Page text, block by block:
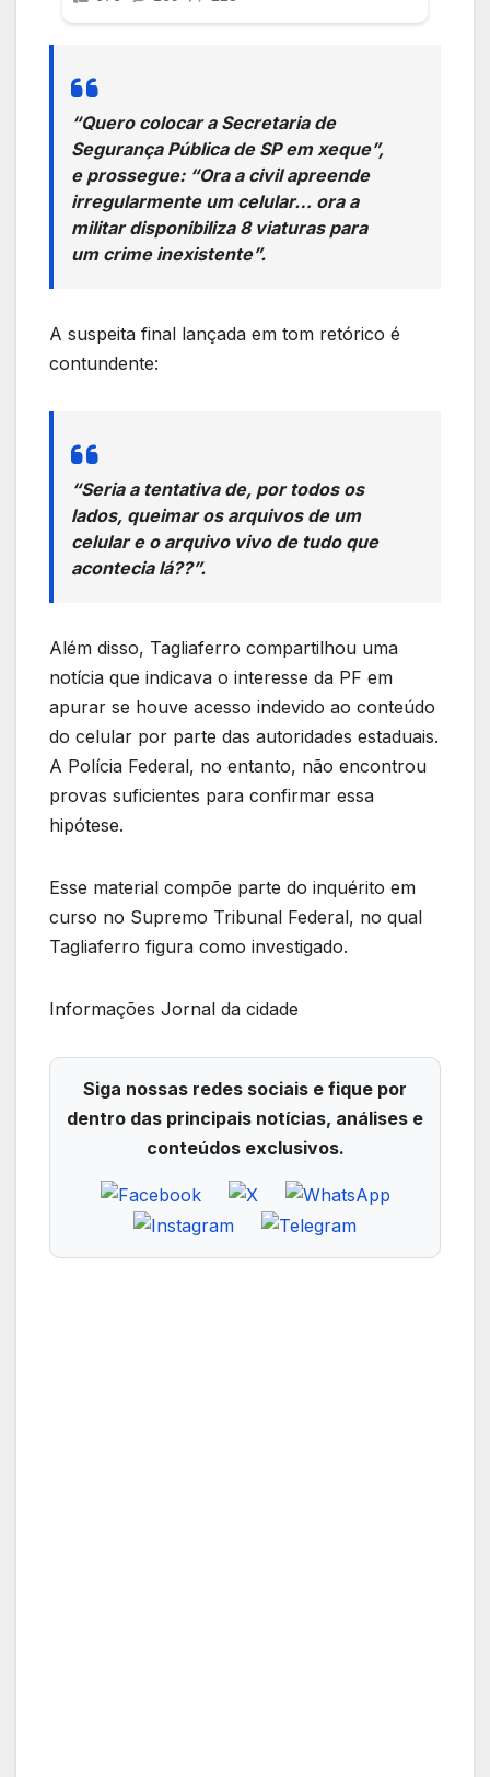
“Quero colocar a Secretaria de
Segurança Pública de SP em xeque”,
e prossegue: “Ora a civil apreende
irregularmente um celular… ora a
militar disponibiliza 8 viaturas para
um crime inexistente”.
A suspeita final lançada em tom retórico é
contundente:
“Seria a tentativa de, por todos os
lados, queimar os arquivos de um
celular e o arquivo vivo de tudo que
acontecia lá??”.
Além disso, Tagliaferro compartilhou uma
notícia que indicava o interesse da PF em
apurar se houve acesso indevido ao conteúdo
do celular por parte das autoridades estaduais.
A Polícia Federal, no entanto, não encontrou
provas suficientes para confirmar essa
hipótese.
Esse material compõe parte do inquérito em
curso no Supremo Tribunal Federal, no qual
Tagliaferro figura como investigado.
Informações Jornal da cidade
Siga nossas redes sociais e fique por
dentro das principais notícias, análises e
conteúdos exclusivos.